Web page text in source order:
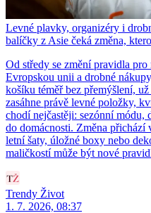
Levné plavky, organizéry i
balíčky z Asie čeká změna,
Od středy se změní pravidla
Evropskou unii a drobné
košíku téměř bez přemýšlení,
zasáhne právě levné položky,
chodí nejčastěji: sezónní
do domácnosti. Změna
letní šaty, úložné boxy nebo
maličkostí může být nové
Trendy Život
1. 7. 2026, 08:37